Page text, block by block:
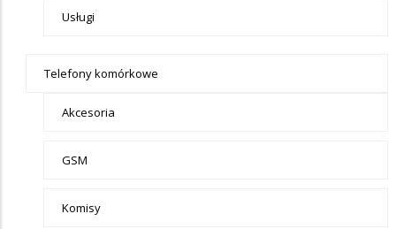
Usługi
Telefony komórkowe
Akcesoria
GSM
Komisy